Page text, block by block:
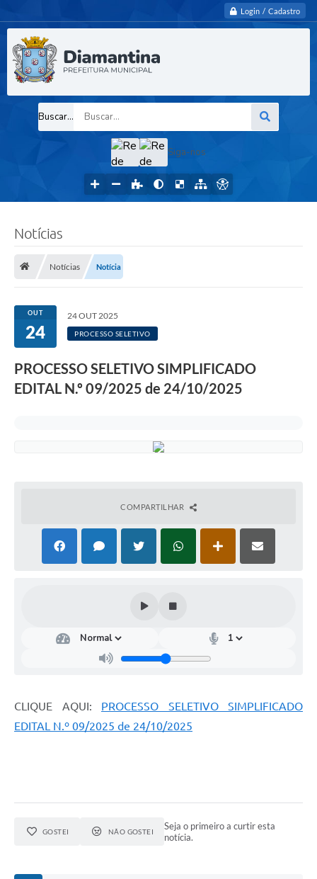
Login / Cadastro
Buscar...
Siga-nos
Notícias
Notícias Notícia
OUT
24
24 OUT 2025
PROCESSO SELETIVO
PROCESSO SELETIVO SIMPLIFICADO
EDITAL N.º 09/2025 de 24/10/2025
COMPARTILHAR
CLIQUE AQUI: PROCESSO SELETIVO SIMPLIFICADO
EDITAL N.º 09/2025 de 24/10/2025
GOSTEI NÃO GOSTEI
Seja o primeiro a curtir esta
notícia.